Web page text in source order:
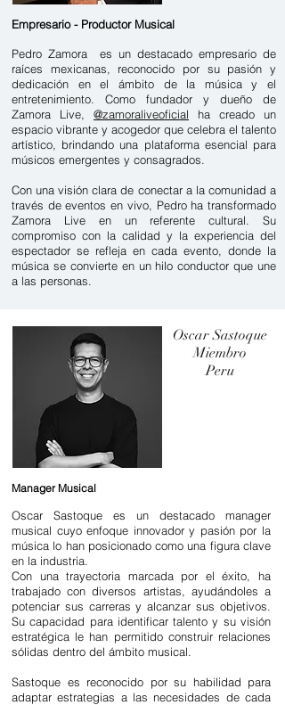
Empresario - Productor Musical
Pedro Zamora es un destacado empresario de
raíces mexicanas, reconocido por su pasión y
dedicación en el ámbito de la música y el
entretenimiento. Como fundador y dueño de
Zamora Live, @zamoraliveoficial ha creado un
espacio vibrante y acogedor que celebra el talento
artístico, brindando una plataforma esencial para
músicos emergentes y consagrados.
Con una visión clara de conectar a la comunidad a
través de eventos en vivo, Pedro ha transformado
Zamora Live en un referente cultural. Su
compromiso con la calidad y la experiencia del
espectador se refleja en cada evento, donde la
música se convierte en un hilo conductor que une
a las personas.
Oscar Sastoque
Miembro
Peru
Manager Musical
Oscar Sastoque es un destacado manager
musical cuyo enfoque innovador y pasión por la
música lo han posicionado como una figura clave
en la industria.
Con una trayectoria marcada por el éxito, ha
trabajado con diversos artistas, ayudándoles a
potenciar sus carreras y alcanzar sus objetivos.
Su capacidad para identificar talento y su visión
estratégica le han permitido construir relaciones
sólidas dentro del ámbito musical.
Sastoque es reconocido por su habilidad para
adaptar estrategias a las necesidades de cada